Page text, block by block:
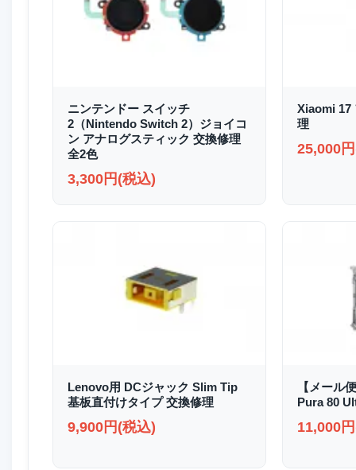
ニンテンドー スイッチ
2（Nintendo Switch 2）ジョイコ
ン アナログスティック 交換修理
全2色
3,300円(税込)
Xiaomi 17
理
25,000
Lenovo用 DCジャック Slim Tip
基板直付けタイプ 交換修理
9,900円(税込)
【メール
Pura 80
11,000